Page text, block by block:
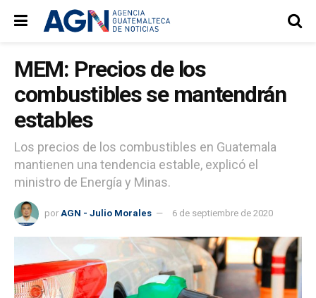
MEM: Precios de los
combustibles se mantendrán
estables
Los precios de los combustibles en Guatemala
mantienen una tendencia estable, explicó el
ministro de Energía y Minas.
por AGN - Julio Morales 6 de septiembre de 2020